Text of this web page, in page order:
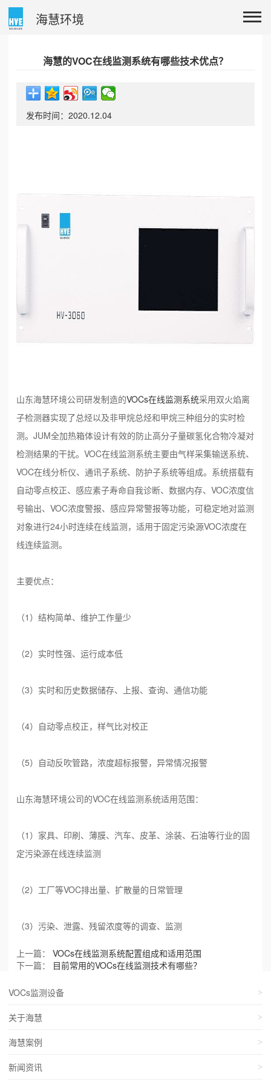
海慧环境
海慧的VOC在线监测系统有哪些技术优点？
发布时间：2020.12.04
山东海慧环境公司研发制造的VOCs在线监测系统采用双火焰离
子检测器实现了总烃以及非甲烷总烃和甲烷三种组分的实时检
测。JUM全加热箱体设计有效的防止高分子量碳氢化合物冷凝对
检测结果的干扰。VOC在线监测系统主要由气样采集输送系统、
VOC在线分析仪、通讯子系统、防护子系统等组成。系统搭载有
自动零点校正、感应素子寿命自我诊断、数据内存、VOC浓度信
号输出、VOC浓度警报、感应异常警报等功能，可稳定地对监测
对象进行24小时连续在线监测，适用于固定污染源VOC浓度在
线连续监测。
主要优点：
（1）结构简单、维护工作量少
（2）实时性强、运行成本低
（3）实时和历史数据储存、上报、查询、通信功能
（4）自动零点校正，样气比对校正
（5）自动反吹管路，浓度超标报警，异常情况报警
山东海慧环境公司的VOC在线监测系统适用范围：
（1）家具、印刷、薄膜、汽车、皮革、涂装、石油等行业的固
定污染源在线连续监测
（2）工厂等VOC排出量、扩散量的日常管理
（3）污染、泄露、残留浓度等的调查、监测
上一篇：VOCs在线监测系统配置组成和适用范围
下一篇： 目前常用的VOCs在线监测技术有哪些？
VOCs监测设备
关于海慧
海慧案例
新闻资讯